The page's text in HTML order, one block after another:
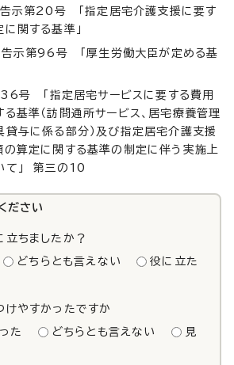
示第20号 「指定居宅介護支援に要す
関する基準」
示第96号 「厚生労働大臣が定める基
号 「指定居宅サービスに要する費用
基準（訪問通所サービス、居宅療養管理
貸与に係る部分）及び指定居宅介護支援
の算定に関する基準の制定に伴う実施上
て」 第三の10
ださい
立ちましたか？
どちらとも言えない
役に立た
けやすかったですか
た どちらとも言えない
見